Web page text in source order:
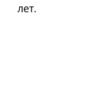
лет.